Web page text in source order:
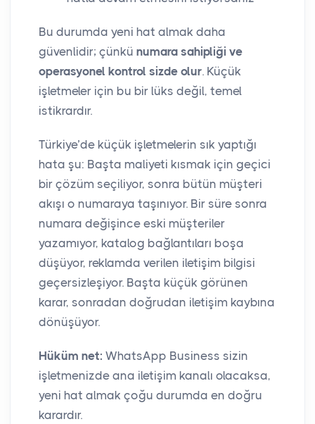
Bu durumda yeni hat almak daha
güvenlidir; çünkü numara sahipliği ve
operasyonel kontrol sizde olur. Küçük
işletmeler için bu bir lüks değil, temel
istikrardır.
Türkiye’de küçük işletmelerin sık yaptığı
hata şu: Başta maliyeti kısmak için geçici
bir çözüm seçiliyor, sonra bütün müşteri
akışı o numaraya taşınıyor. Bir süre sonra
numara değişince eski müşteriler
yazamıyor, katalog bağlantıları boşa
düşüyor, reklamda verilen iletişim bilgisi
geçersizleşiyor. Başta küçük görünen
karar, sonradan doğrudan iletişim kaybına
dönüşüyor.
Hüküm net: WhatsApp Business sizin
işletmenizde ana iletişim kanalı olacaksa,
yeni hat almak çoğu durumda en doğru
karardır.